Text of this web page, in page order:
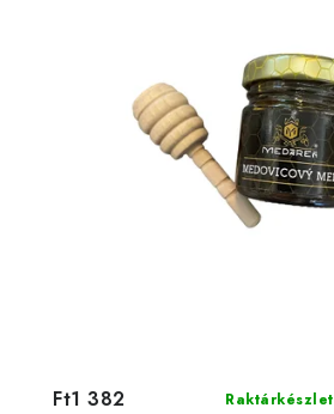
Raktárkészlet
Ft1 382